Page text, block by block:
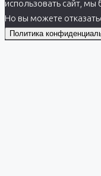
использовать сайт, мы
Но вы можете
Политика